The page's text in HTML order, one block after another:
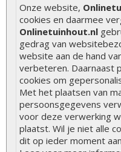
Onze website,
cookies en daarmee
Onlinetuinhout.nl
gedrag van
website aan de hand
verbeteren. Daarnaast
cookies om
Met het plaatsen van
persoonsgegevens
voor deze verwerking
plaatst. Wil je niet alle
dit op ieder moment
Breedte
Diepte
Funderingsmaat
Nokhoogte
Deurhoogte
Ramen
Dakafwerking